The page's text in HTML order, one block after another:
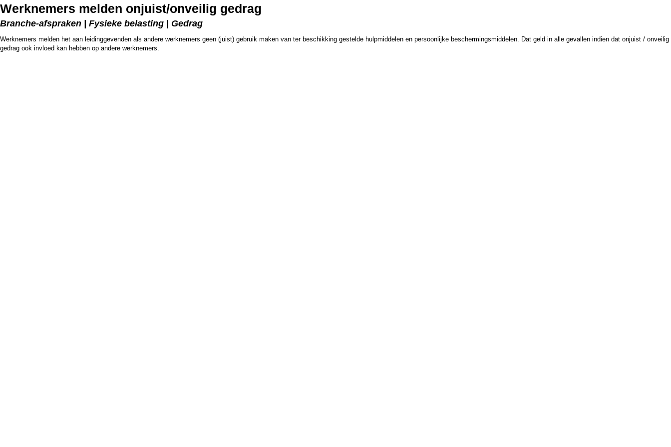
Werknemers melden onjuist/onveilig gedrag
Branche-afspraken | Fysieke belasting | Gedrag
Werknemers melden het aan leidinggevenden als andere werknemers geen (juist) gebruik maken van ter beschikking gestelde hulpmiddelen en persoonlijke beschermingsmiddelen. Dat geld in alle gevallen indien dat onjuist / onveilig
gedrag ook invloed kan hebben op andere werknemers.